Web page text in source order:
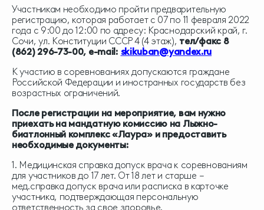
Участникам необходимо пройти предварительную
регистрацию, которая работает с 07 по 11 февраля 2022
года с 9:00 до 12:00 по адресу: Краснодарский край, г.
Сочи, ул. Конституции СССР 4 (4 этаж), тел/факс 8
(862) 296-73-00, e-mail: skikuban@yandex.ru
К участию в соревнованиях допускаются граждане
Российской Федерации и иностранных государств без
возрастных ограничений.
После регистрации на мероприятие, вам нужно
приехать на мандатную комиссию на Лыжно-
биатлонный комплекс «Лаура» и предоставить
необходимые документы:
1. Медицинская справка допуск врача к соревнованиям
для участников до 17 лет. От 18 лет и старше –
мед.справка допуск врача или расписка в карточке
участника, подтверждающая персональную
ответственность за свое здоровье.